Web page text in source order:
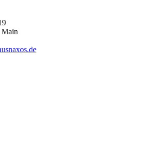
Main